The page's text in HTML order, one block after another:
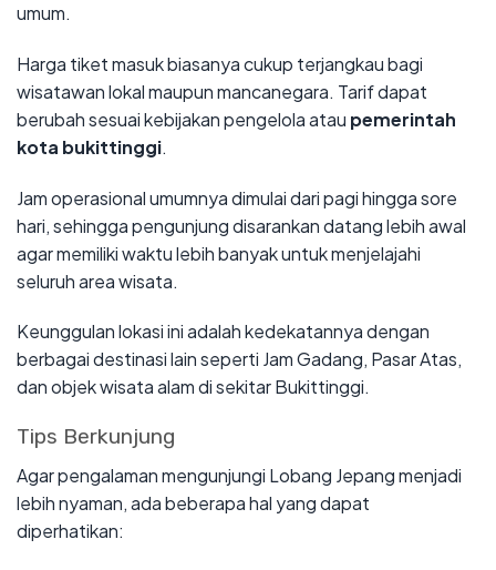
umum.
Harga tiket masuk biasanya cukup terjangkau bagi
wisatawan lokal maupun mancanegara. Tarif dapat
berubah sesuai kebijakan pengelola atau pemerintah
kota bukittinggi.
Jam operasional umumnya dimulai dari pagi hingga sore
hari, sehingga pengunjung disarankan datang lebih awal
agar memiliki waktu lebih banyak untuk menjelajahi
seluruh area wisata.
Keunggulan lokasi ini adalah kedekatannya dengan
berbagai destinasi lain seperti Jam Gadang, Pasar Atas,
dan objek wisata alam di sekitar Bukittinggi.
Tips Berkunjung
Agar pengalaman mengunjungi Lobang Jepang menjadi
lebih nyaman, ada beberapa hal yang dapat
diperhatikan: